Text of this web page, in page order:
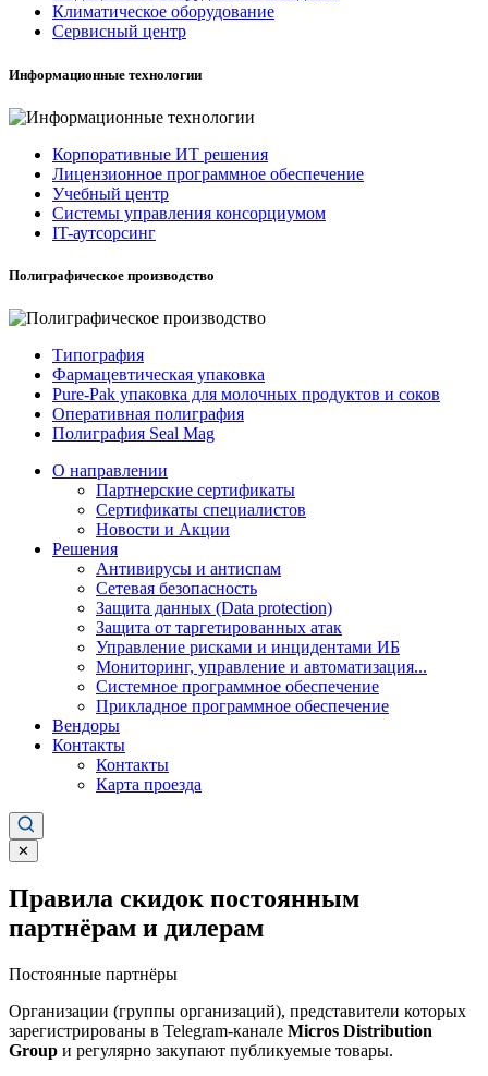
Климатическое оборудование
Сервисный центр
Информационные технологии
Корпоративные ИТ решения
Лицензионное программное обеспечение
Учебный центр
Системы управления консорциумом
IT-аутсорсинг
Полиграфическое производство
Типография
Фармацевтическая упаковка
Pure-Pak упаковка для молочных продуктов и соков
Оперативная полиграфия
Полиграфия Seal Mag
О направлении
Партнерские сертификаты
Сертификаты специалистов
Новости и Акции
Решения
Антивирусы и антиспам
Сетевая безопасность
Защита данных (Data protection)
Защита от таргетированных атак
Управление рисками и инцидентами ИБ
Мониторинг, управление и автоматизация...
Системное программное обеспечение
Прикладное программное обеспечение
Вендоры
Контакты
Контакты
Карта проезда
✕
Правила скидок постоянным
партнёрам и дилерам
Постоянные партнёры
Организации (группы организаций), представители которых
зарегистрированы в Telegram-канале Micros Distribution
Group и регулярно закупают публикуемые товары.